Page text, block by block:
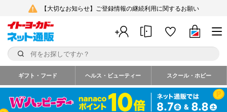
【大切なお知らせ】ご登録情報の継続利用に関するお願い
ギフト・フード ヘルス・ビューティー スクール・ホビー